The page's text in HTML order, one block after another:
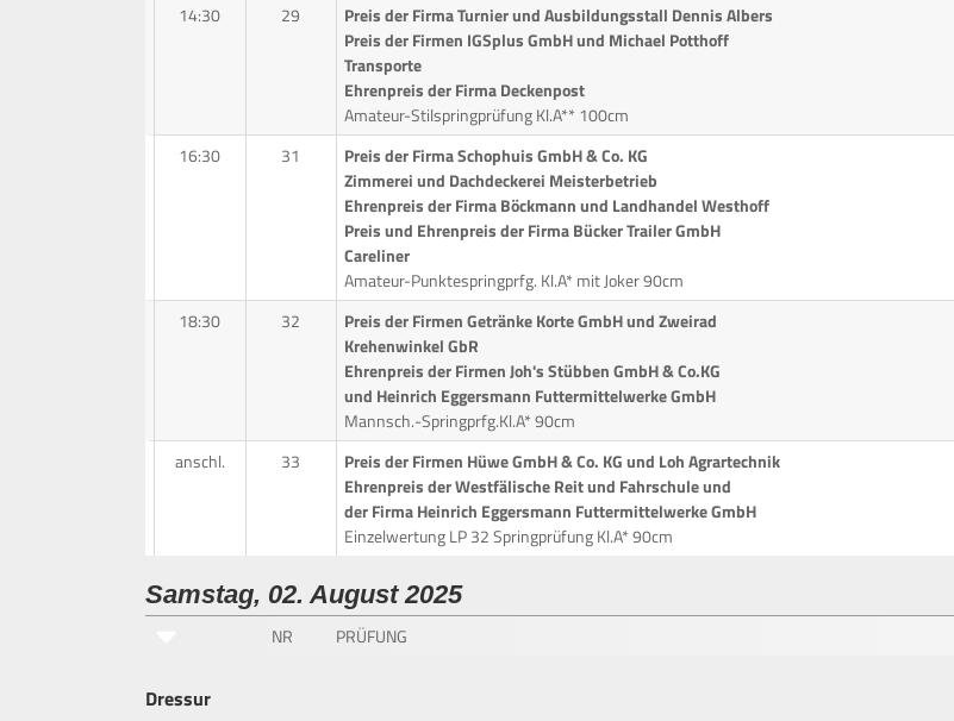
14:30
29
Preis der Firma Turnier und Ausbildungsstall Dennis Albers
Preis der Firmen IGSplus GmbH und Michael Potthoff
Transporte
Ehrenpreis der Firma Deckenpost
Amateur-Stilspringprüfung Kl.A** 100cm
16:30
31
Preis der Firma Schophuis GmbH & Co. KG
Zimmerei und Dachdeckerei Meisterbetrieb
Ehrenpreis der Firma Böckmann und Landhandel Westhoff
Preis und Ehrenpreis der Firma Bücker Trailer GmbH
Careliner
Amateur-Punktespringprfg. Kl.A* mit Joker 90cm
18:30
32
Preis der Firmen Getränke Korte GmbH und Zweirad
Krehenwinkel GbR
Ehrenpreis der Firmen Joh's Stübben GmbH & Co.KG
und Heinrich Eggersmann Futtermittelwerke GmbH
Mannsch.-Springprfg.Kl.A* 90cm
anschl.
33
Preis der Firmen Hüwe GmbH & Co. KG und Loh Agrartechnik
Ehrenpreis der Westfälische Reit und Fahrschule und
der Firma Heinrich Eggersmann Futtermittelwerke GmbH
Einzelwertung LP 32 Springprüfung Kl.A* 90cm
Samstag, 02. August 2025
NR PRÜFUNG
Dressur